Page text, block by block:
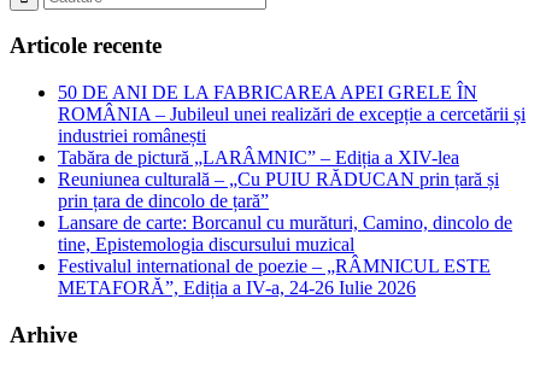
Articole recente
50 DE ANI DE LA FABRICAREA APEI GRELE ÎN
ROMÂNIA – Jubileul unei realizări de excepție a cercetării și
industriei românești
Tabăra de pictură „LARÂMNIC” – Ediția a XIV-lea
Reuniunea culturală – „Cu PUIU RĂDUCAN prin țară și
prin țara de dincolo de țară”
Lansare de carte: Borcanul cu murături, Camino, dincolo de
tine, Epistemologia discursului muzical
Festivalul international de poezie – „RÂMNICUL ESTE
METAFORĂ”, Ediția a IV-a, 24-26 Iulie 2026
Arhive